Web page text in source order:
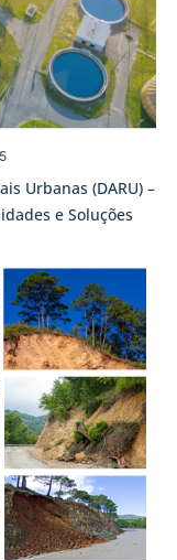
Urbanas (DARU) –
e Soluções